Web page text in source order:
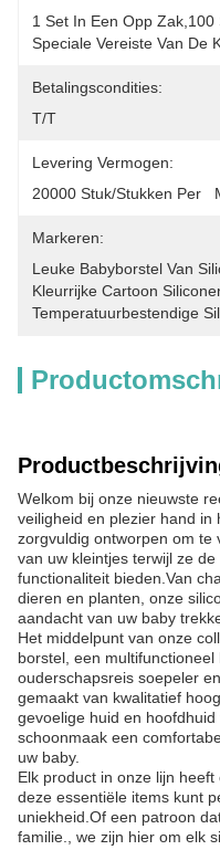
1 Set In Een Opp
Speciale Vereiste Van De
Betalingscondities:
T/T
Levering Vermogen:
20000 Stuk/Stukken Per
Markeren:
Leuke Babyborstel Van
Kleurrijke Cartoon
Temperatuurbestendige
Welkom bij onze nieuwste
veiligheid en plezier hand in
zorgvuldig ontworpen om te
van uw kleintjes terwijl ze
functionaliteit bieden.Van
dieren en planten, onze
aandacht van uw baby
Het middelpunt van onze
borstel, een
ouderschapsreis soepeler
gemaakt van kwalitatief
gevoelige huid en
schoonmaak een
uw baby.
Elk product in onze lijn
deze essentiële items kunt
uniekheid.Of een patroon
familie., we zijn hier om elk